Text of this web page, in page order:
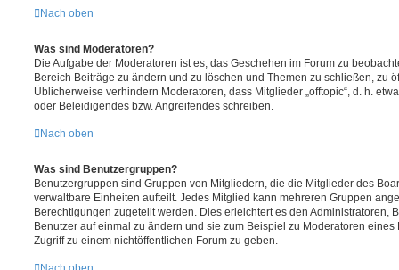
Nach oben
Was sind Moderatoren?
Die Aufgabe der Moderatoren ist es, das Geschehen im Forum zu
Bereich Beiträge zu ändern und zu löschen und Themen zu schließen, zu
Üblicherweise verhindern Moderatoren, dass Mitglieder „offtopic“, d. h.
oder Beleidigendes bzw. Angreifendes schreiben.
Nach oben
Was sind Benutzergruppen?
Benutzergruppen sind Gruppen von Mitgliedern, die die Mitglieder des
verwaltbare Einheiten aufteilt. Jedes Mitglied kann mehreren Gruppen
Berechtigungen zugeteilt werden. Dies erleichtert es den Administratoren,
Benutzer auf einmal zu ändern und sie zum Beispiel zu Moderatoren
Zugriff zu einem nichtöffentlichen Forum zu geben.